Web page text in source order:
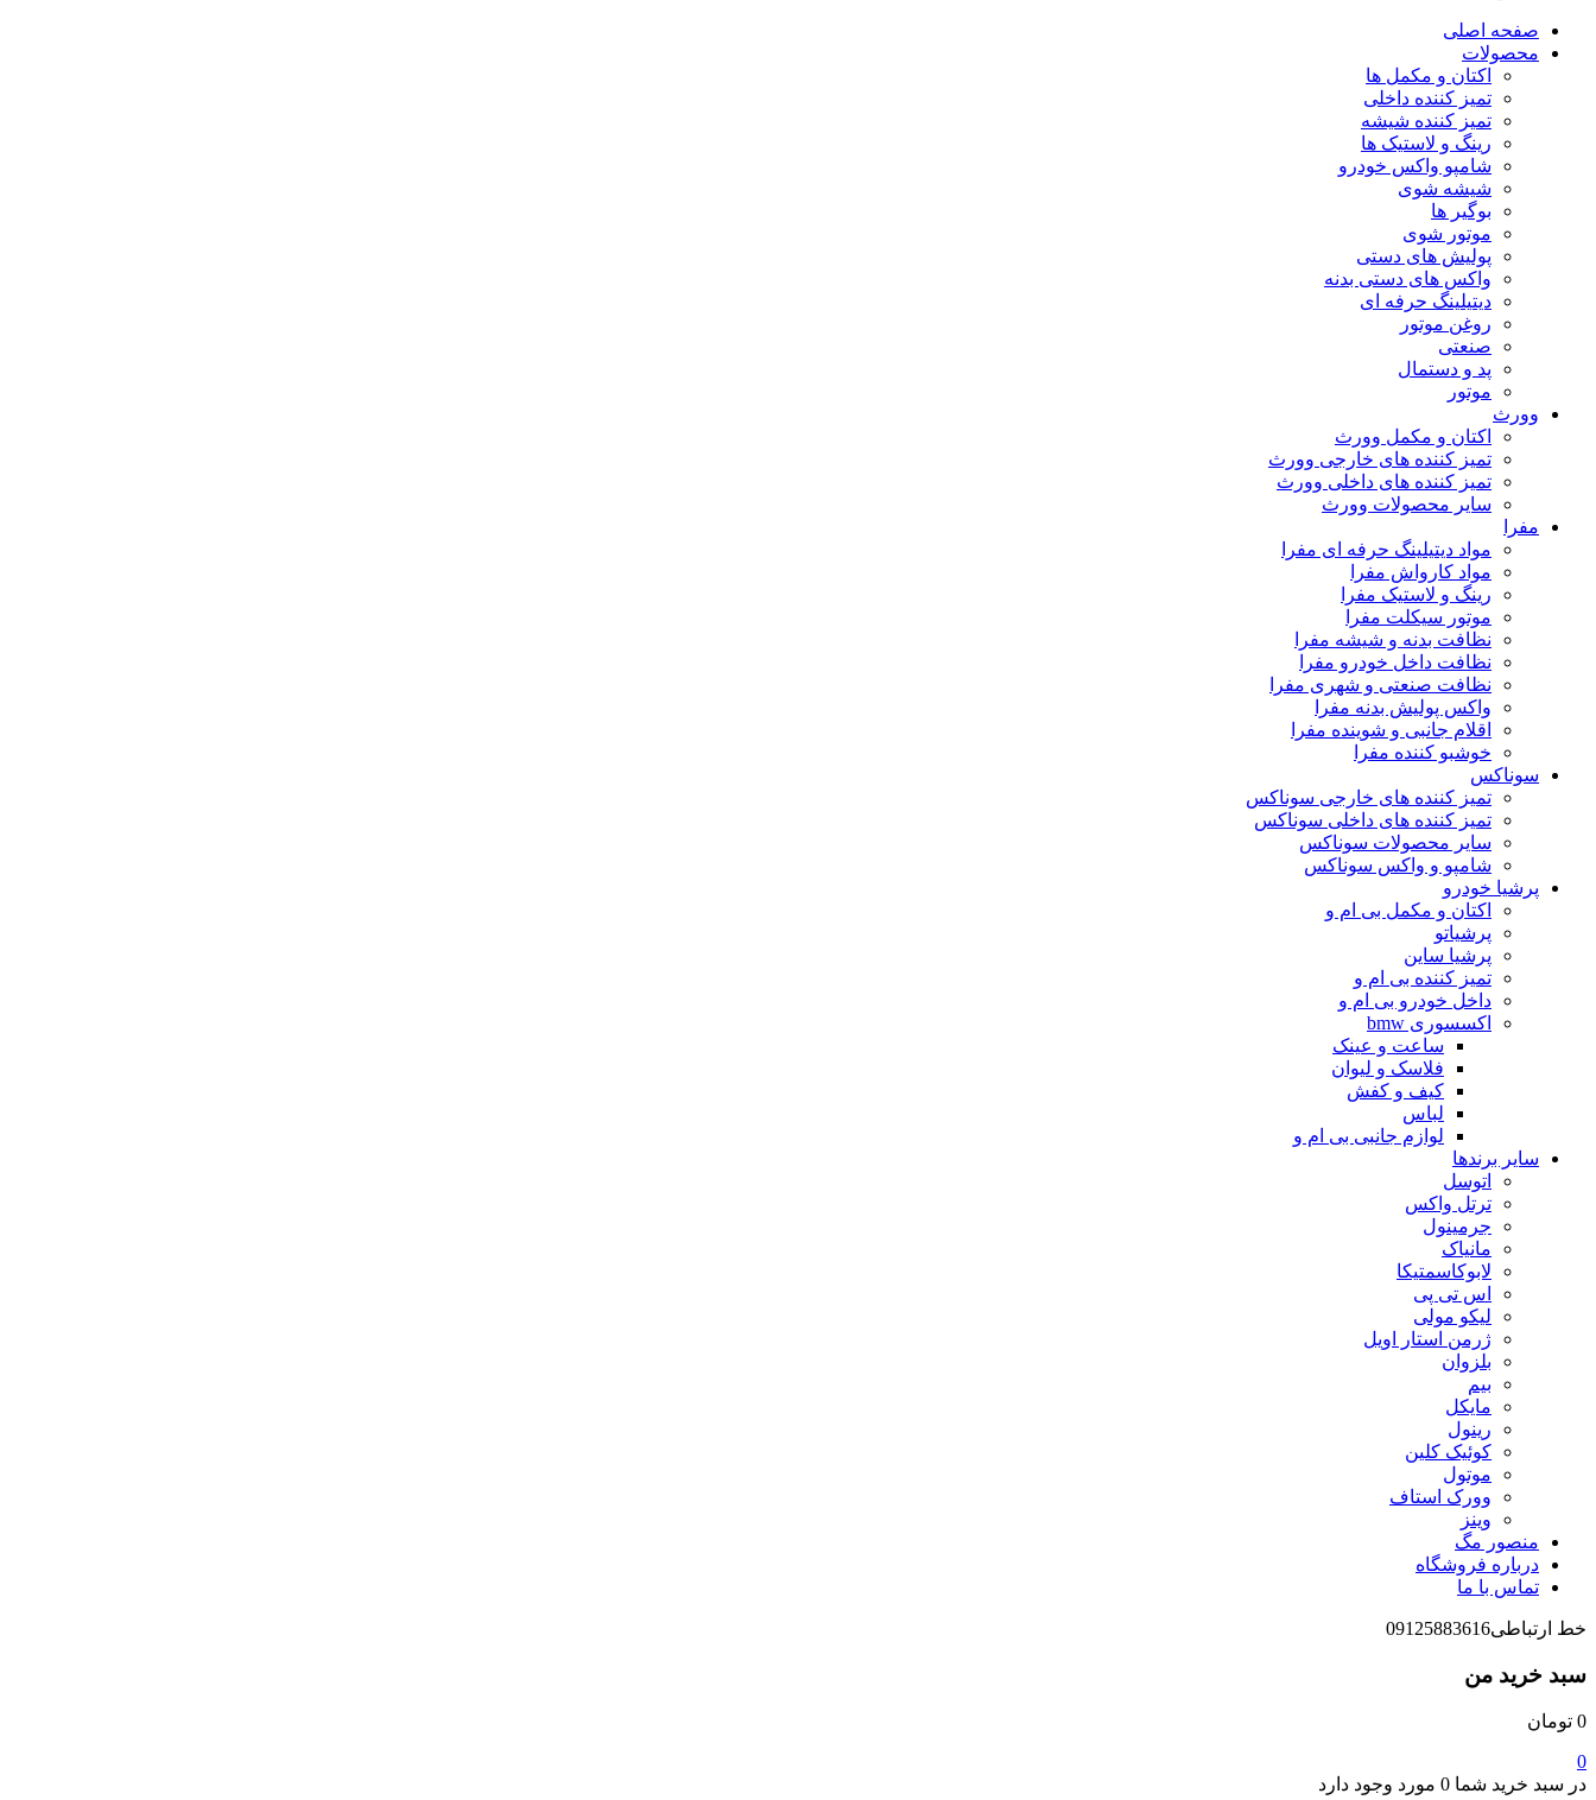
صفحه اصلی
محصولات
اکتان و مکمل ها
تمیز کننده داخلی
تمیز کننده شیشه
رینگ و لاستیک ها
شامپو واکس خودرو
شیشه شوی
بوگیر ها
موتور شوی
پولیش های دستی
واکس های دستی بدنه
دیتیلینگ حرفه ای
روغن موتور
صنعتی
پد و دستمال
موتور
وورث
اکتان و مکمل وورث
تمیز کننده های خارجی وورث
تمیز کننده های داخلی وورث
سایر محصولات وورث
مفرا
مواد دیتیلینگ حرفه ای مفرا
مواد کارواش مفرا
رینگ و لاستیک مفرا
موتور سیکلت مفرا
نظافت بدنه و شیشه مفرا
نظافت داخل خودرو مفرا
نظافت صنعتی و شهری مفرا
واکس پولیش بدنه مفرا
اقلام جانبی و شوینده مفرا
خوشبو کننده مفرا
سوناکس
تمیز کننده های خارجی سوناکس
تمیز کننده های داخلی سوناکس
سایر محصولات سوناکس
شامپو و واکس سوناکس
پرشیا خودرو
اکتان و مکمل بی ام و
پرشیاتو
پرشیا ساین
تمیز کننده بی ام و
داخل خودرو بی ام و
اکسسوری bmw
ساعت و عینک
فلاسک و لیوان
کیف و کفش
لباس
لوازم جانبی بی ام و
سایر برندها
اتوسل
ترتل واکس
جرمینول
مانیاک
لابوکاسمتیکا
اس تی پی
لیکو مولی
ژرمن استار اویل
بلزوان
بیم
مایکل
رینول
کوئیک کلین
موتول
وورک استاف
وینز
منصور مگ
درباره فروشگاه
تماس با ما
خط ارتباطی09125883616
سبد خرید من
0 تومان
0
در سبد خرید شما 0 مورد وجود دارد